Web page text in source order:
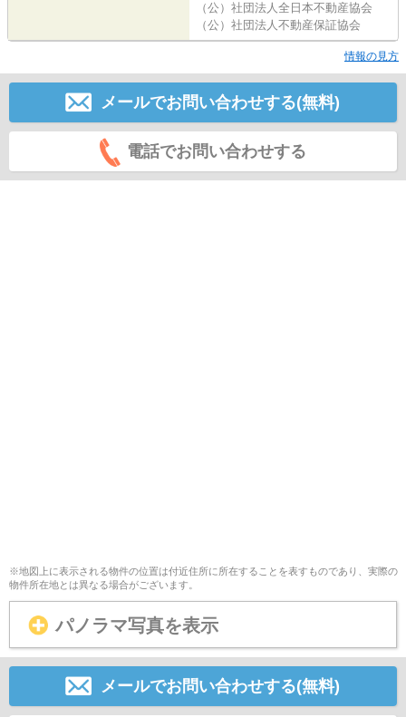
（公）社団法人全日本不動産協会
（公）社団法人不動産保証協会
情報の見方
メールでお問い合わせする(無料)
電話でお問い合わせする
※地図上に表示される物件の位置は付近住所に所在することを表すものであり、実際の
物件所在地とは異なる場合がございます。
パノラマ写真を表示
メールでお問い合わせする(無料)